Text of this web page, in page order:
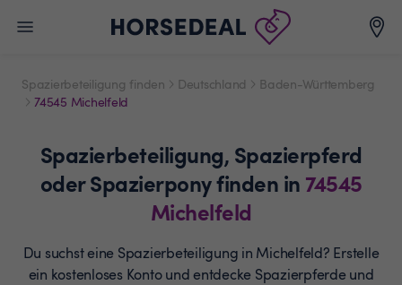
Spazierbeteiligung finden Deutschland
Baden-Württemberg
74545 Michelfeld
Spazierbeteiligung, Spazierpferd
oder Spazierponyfinden in 74545
Michelfeld
Du suchst eine Spazierbeteiligung in Michelfeld? Erstelle
ein kostenloses Konto und entdecke Spazierpferde und